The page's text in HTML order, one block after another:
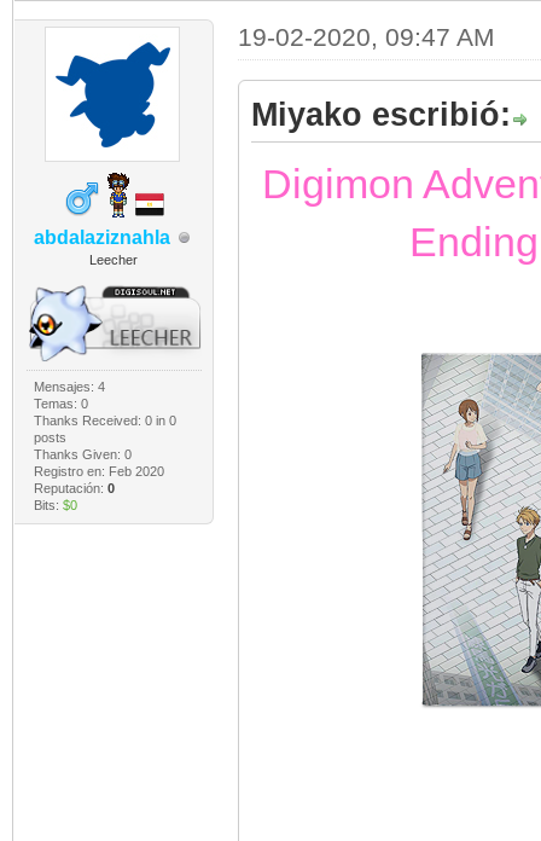
abdalaziznahla
Leecher
Mensajes: 4
Temas: 0
Thanks Received: 0in 0
posts
Thanks Given: 0
Registro en: Feb 2020
Reputación: 0
Bits: $0
19-02-2020, 09:47 AM
Miyako escribió:
Digimon